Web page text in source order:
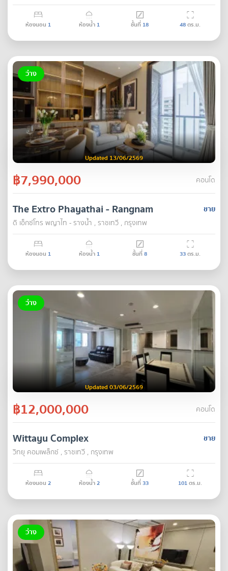
ห้องนอน 1 ห้องน้ำ 1 ชั้นที่ 18 48ตร.ม.
ว่าง
Updated 13/06/2569
฿7,990,000 คอนโด
ขาย
The Extro Phayathai - Rangnam
ดิ เอ็กซ์โทร พญาไท - รางน้ำ , ราชเทวี , กรุงเทพ
ห้องนอน 1 ห้องน้ำ 1 ชั้นที่8 33ตร.ม.
ว่าง
Updated 03/06/2569
฿12,000,000 คอนโด
ขาย
Wittayu Complex
วิทยุ คอมเพล็กซ์ , ราชเทวี , กรุงเทพ
ห้องนอน 2 ห้องน้ำ2 ชั้นที่33 101ตร.ม.
ว่าง